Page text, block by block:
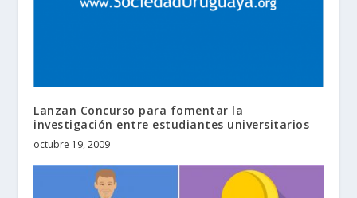
Lanzan Concurso para fomentar la
investigación entre estudiantes universitarios
octubre 19, 2009